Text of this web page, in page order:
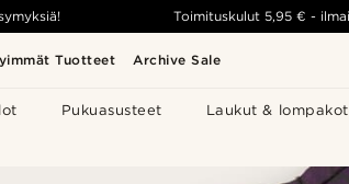
Tuotteet Archive Sale
Pukuasusteet Laukut & lompakot
Toimituskulut 5,95 € -